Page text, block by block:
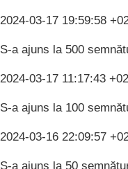
2024-03-17 19:59:58
S-a ajuns la 500
2024-03-17 11:17:43
S-a ajuns la 100
2024-03-16 22:09:57
S-a ajuns la 50